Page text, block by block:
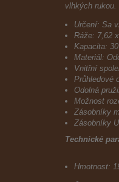
vlhkých rukou.
Určení: Sa
Ráže: 7,62
Kapacita:
Materiál:
Vnitřní
Průhledové
Odolná
Možnost
Zásobníky
Zásobníky
Technické
Hmotnost: